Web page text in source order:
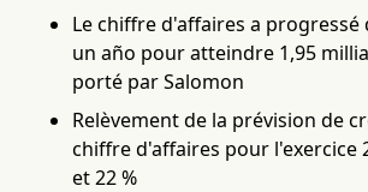
Le chiffre d'affaires a progressé
un año pour atteindre 1,95
porté par Salomon
Relèvement de la prévision de
chiffre d'affaires pour l'exercice
et 22 %